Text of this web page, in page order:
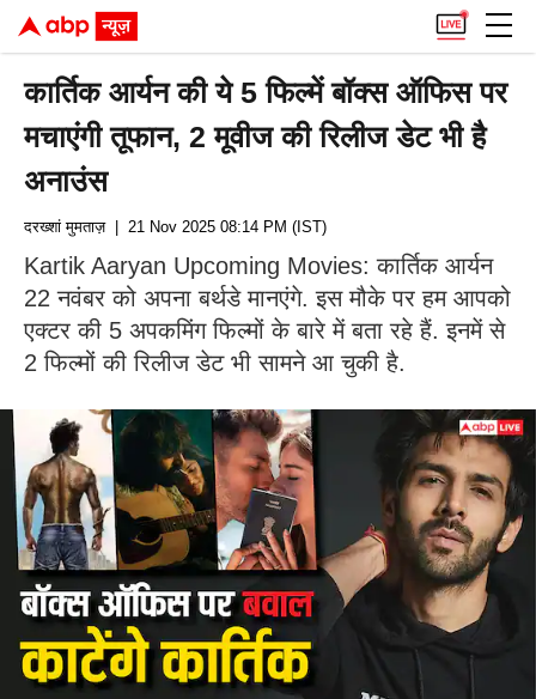
कार्तिक आर्यन की ये 5 फिल्में बॉक्स ऑफिस पर
मचाएंगी तूफान, 2 मूवीज की रिलीज डेट भी है
अनाउंस
दरख्शां मुमताज़| 21 Nov 2025 08:14 PM (IST)
Kartik Aaryan Upcoming Movies: कार्तिक आर्यन
22 नवंबर को अपना बर्थडे मानएंगे. इस मौके पर हम आपको
एक्टर की 5 अपकमिंग फिल्मों के बारे में बता रहे हैं. इनमें से
2 फिल्मों की रिलीज डेट भी सामने आ चुकी है.